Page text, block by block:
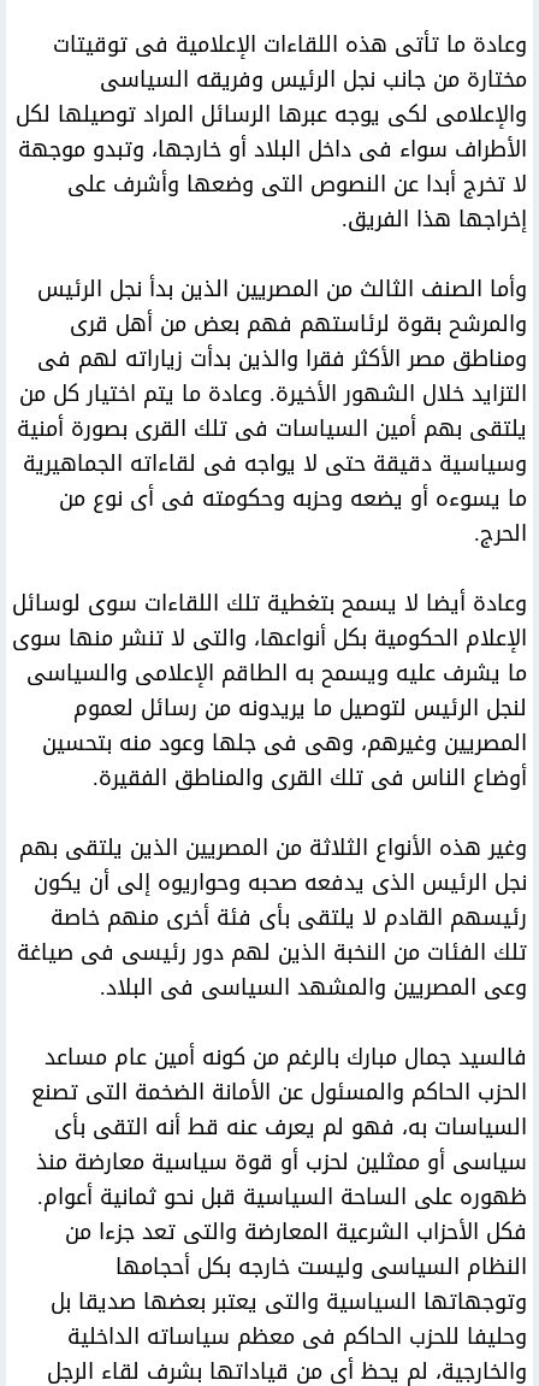
وعادة ما تأتى هذه اللقاءات الإعلامية فى توقيتات
مختارة من جانب نجل الرئيس وفريقه السياسى
والإعلامى لكى يوجه عبرها الرسائل المراد توصيلها لكل
الأطراف سواء فى داخل البلاد أو خارجها، وتبدو موجهة
لا تخرج أبدا عن النصوص التى وضعها وأشرف على
إخراجها هذا الفريق.
وأما الصنف الثالث من المصريين الذين بدأ نجل الرئيس
والمرشح بقوة لرئاستهم فهم بعض من أهل قرى
ومناطق مصر الأكثر فقرا والذين بدأت زياراته لهم فى
التزايد خلال الشهور الأخيرة. وعادة ما يتم اختيار كل من
يلتقى بهم أمين السياسات فى تلك القرى بصورة أمنية
وسياسية دقيقة حتى لا يواجه فى لقاءاته الجماهيرية
ما يسوءه أو يضعه وحزبه وحكومته فى أى نوع من
الحرج.
وعادة أيضا لا يسمح بتغطية تلك اللقاءات سوى لوسائل
الإعلام الحكومية بكل أنواعها، والتى لا تنشر منها سوى
ما يشرف عليه ويسمح به الطاقم الإعلامى والسياسى
لنجل الرئيس لتوصيل ما يريدونه من رسائل لعموم
المصريين وغيرهم، وهى فى جلها وعود منه بتحسين
أوضاع الناس فى تلك القرى والمناطق الفقيرة.
وغير هذه الأنواع الثلاثة من المصريين الذين يلتقى بهم
نجل الرئيس الذى يدفعه صحبه وحواريوه إلى أن يكون
رئيسهم القادم لا يلتقى بأى فئة أخرى منهم خاصة
تلك الفئات من النخبة الذين لهم دور رئيسى فى صياغة
وعى المصريين والمشهد السياسى فى البلاد.
فالسيد جمال مبارك بالرغم من كونه أمين عام مساعد
الحزب الحاكم والمسئول عن الأمانة الضخمة التى تصنع
السياسات به، فهو لم يعرف عنه قط أنه التقى بأى
سياسى أو ممثلين لحزب أو قوة سياسية معارضة منذ
ظهوره على الساحة السياسية قبل نحو ثمانية أعوام.
فكل الأحزاب الشرعية المعارضة والتى تعد جزءا من
النظام السياسى وليست خارجه بكل أحجامها
وتوجهاتها السياسية والتى يعتبر بعضها صديقا بل
وحليفا للحزب الحاكم فى معظم سياساته الداخلية
والخارجية، لم يحظ أى من قياداتها بشرف لقاء الرجل